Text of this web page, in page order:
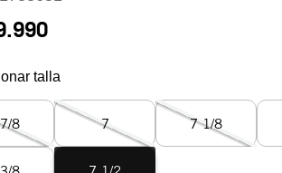
talla
8 7 7 1/8